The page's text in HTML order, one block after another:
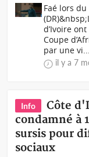
Faé lors
d’Ivoire
Coupe
par une vi...
il y a 7
Info
Côte
condamné à
sursis pour
sociaux